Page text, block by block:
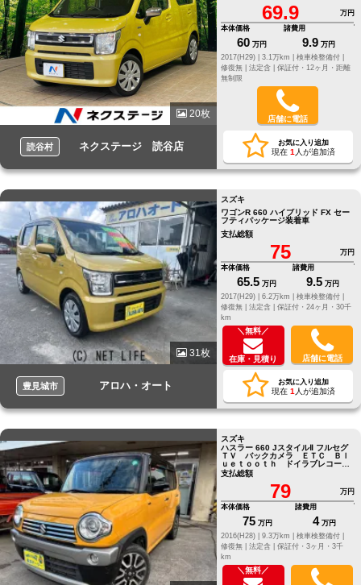
20枚
読谷村 ネクステージ 読谷店
69.9
万円
本体価格
60 万円
諸費用
9.9 万円
2017(H29) |
3.1万km |
検車検整備付 |
修復無 | 法定含 | 保証付・12ヶ月・距離
無制限
店舗に電話
お気に入り追加
現在 1 人が追加済
31枚
豊見城市 アロハ・オート
スズキ
ワゴンR 660 ハイブリッド FX セー
フティパッケージ装着車
支払総額
75
万円
本体価格
65.5 万円
諸費用
9.5 万円
2017(H29) |
6.2万km |
検車検整備付 |
修復無 | 法定含 | 保証付・24ヶ月・30千
km
＼無料／
在庫・見積り 店舗に電話
お気に入り追加
現在 1 人が追加済
スズキ
ハスラー 660 JスタイルⅡ フルセグ
ＴＶ バックカメラ ＥＴＣ Ｂｌ
ｕｅｔｏｏｔｈ ドイラブレコーダ
ー
支払総額
79
万円
本体価格
75 万円
諸費用
4 万円
2016(H28) |
9.3万km |
検車検整備付 |
修復無 | 法定含 | 保証付・3ヶ月・3千
km
＼無料／